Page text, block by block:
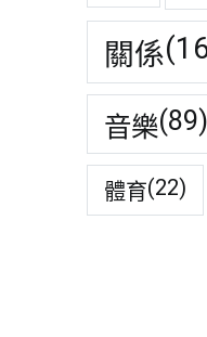
關係
音樂(89)
體育(22)